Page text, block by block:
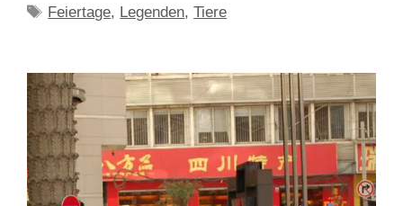
Schlagwörter
Feiertage, Legenden,Tiere